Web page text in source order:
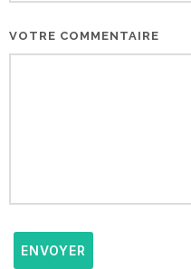
VOTRE COMMENTAIRE
ENVOYER